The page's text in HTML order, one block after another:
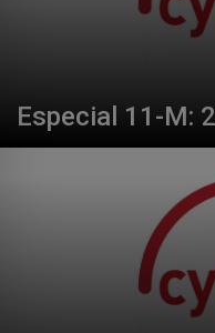
Especial 11-M: